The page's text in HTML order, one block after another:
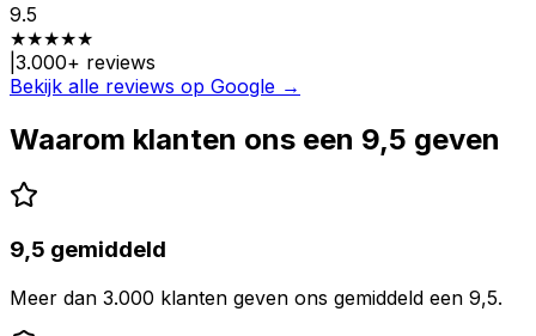
9.5
★★★★★
3.000+ reviews
Bekijk alle reviews op Google →
Waarom klanten ons een 9,5 geven
9,5 gemiddeld
Meer dan 3.000 klanten geven ons gemiddeld een 9,5.